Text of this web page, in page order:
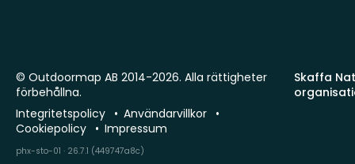
Skaffa
© Outdoormap AB 2014-2026. Alla rättigheter
förbehållna.
Integritetspolicy
Användarvillkor
Cookiepolicy
Impressum
phx-sto-01 · 26.7.1 (449747a8c)